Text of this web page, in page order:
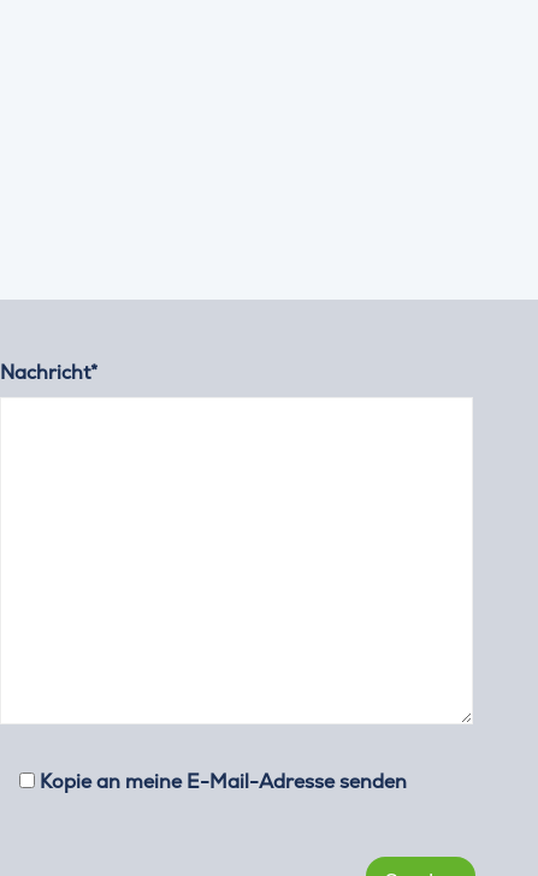
Nachricht*
Kopie an meine E-Mail-Adresse senden